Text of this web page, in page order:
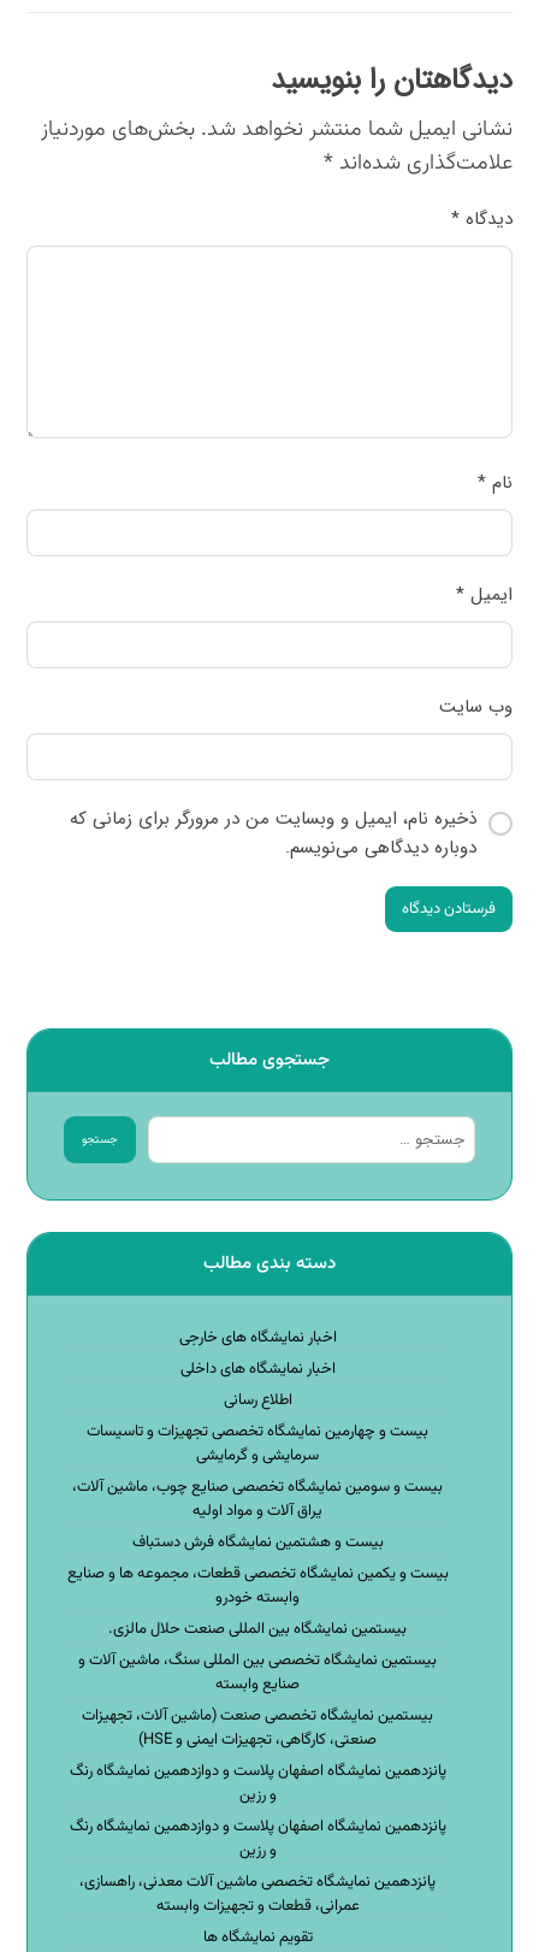
دیدگاهتان را بنویسید
نشانی ایمیل شما منتشر نخواهد شد. بخش‌های موردنیاز
علامت‌گذاری شده‌اند*
دیدگاه*
نام*
ایمیل*
وب‌ سایت
ذخیره نام، ایمیل و وبسایت من در مرورگر برای زمانی که
دوباره دیدگاهی می‌نویسم.
فرستادن دیدگاه
جستجوی مطالب
جستجو
دسته بندی مطالب
اخبار نمایشگاه های خارجی
اخبار نمایشگاه های داخلی
اطلاع رسانی
بیست و چهارمین نمایشگاه تخصصی تجهیزات و تاسیسات
سرمایشی و گرمایشی
بیست و سومین نمایشگاه تخصصی صنایع چوب، ماشین آلات،
یراق آلات و مواد اولیه
بیست و هشتمین نمایشگاه فرش دستباف
بیست و یکمین نمایشگاه تخصصی قطعات، مجموعه ها و صنایع
وابسته خودرو
بیستمین نمایشگاه بین المللی صنعت حلال مالزی.
بیستمین نمایشگاه تخصصی بین المللی سنگ، ماشین آلات و
صنایع وابسته
بیستمین نمایشگاه تخصصی صنعت (ماشین آلات، تجهیزات
صنعتی، کارگاهی، تجهیزات ایمنی و HSE)
پانزدهمین نمایشگاه اصفهان پلاست و دوازدهمین نمایشگاه رنگ
و رزین
پانزدهمین نمایشگاه اصفهان پلاست و دوازدهمین نمایشگاه رنگ
و رزین
پانزدهمین نمایشگاه تخصصی ماشین آلات معدنی، راهسازی،
عمرانی، قطعات و تجهیزات وابسته
تقویم نمایشگاه ها